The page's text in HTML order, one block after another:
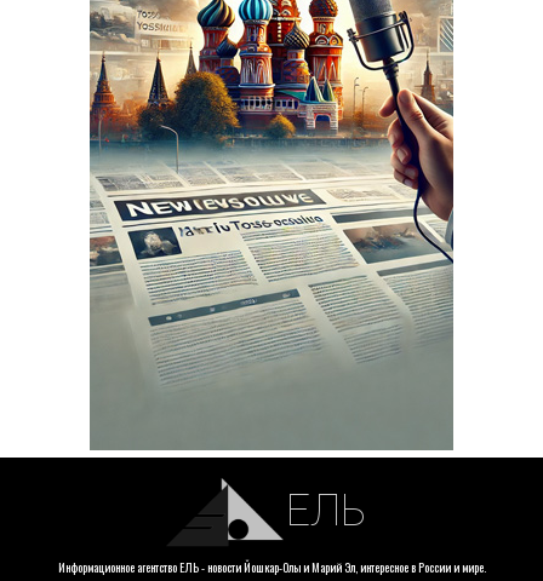
ЕЛЬ
Информационное агентство ЕЛЬ - новости Йошкар-Олы и Марий Эл, интересное в России и мире.